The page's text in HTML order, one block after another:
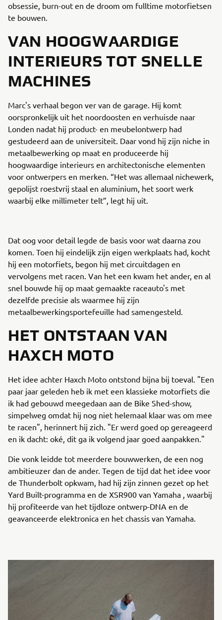
obsessie, burn-out en de droom om fulltime motorfietsen
te bouwen.
VAN HOOGWAARDIGE
INTERIEURS TOT SNELLE
MACHINES
Marc's verhaal begon ver van de garage. Hij komt
oorspronkelijk uit het noordoosten en verhuisde naar
Londen nadat hij product- en meubelontwerp had
gestudeerd aan de universiteit. Daar vond hij zijn niche in
metaalbewerking op maat en produceerde hij
hoogwaardige interieurs en architectonische elementen
voor ontwerpers en merken. “Het was allemaal nichewerk,
gepolijst roestvrij staal en aluminium, het soort werk
waarbij elke millimeter telt”, legt hij uit.
Dat oog voor detail legde de basis voor wat daarna zou
komen. Toen hij eindelijk zijn eigen werkplaats had, kocht
hij een motorfiets, begon hij met circuitdagen en
vervolgens met racen. Van het een kwam het ander, en al
snel bouwde hij op maat gemaakte raceauto's met
dezelfde precisie als waarmee hij zijn
metaalbewerkingsportefeuille had samengesteld.
HET ONTSTAAN VAN
HAXCH MOTO
Het idee achter Haxch Moto ontstond bijna bij toeval. "Een
paar jaar geleden heb ik met een klassieke motorfiets die
ik had gebouwd meegedaan aan de Bike Shed-show,
simpelweg omdat hij nog niet helemaal klaar was om mee
te racen", herinnert hij zich. "Er werd goed op gereageerd
en ik dacht: oké, dit ga ik volgend jaar goed aanpakken."
Die vonk leidde tot meerdere bouwwerken, de een nog
ambitieuzer dan de ander. Tegen de tijd dat het idee voor
de Thunderbolt opkwam, had hij zijn zinnen gezet op het
Yard Built-programma en de XSR900 van Yamaha , waarbij
hij profiteerde van het tijdloze ontwerp-DNA en de
geavanceerde elektronica en het chassis van Yamaha.